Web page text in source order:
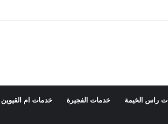
راس الخيمة خدمات الفجيرة خدمات ام القيوين